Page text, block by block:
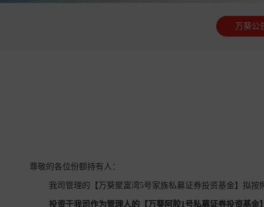
万葵公
尊敬的各位份额持有人：
我司管理的【万葵聚富湾5号家族私募证券投资基金】拟
投资于我司作为管理人的【万葵阿胶1号私募证券投资基金